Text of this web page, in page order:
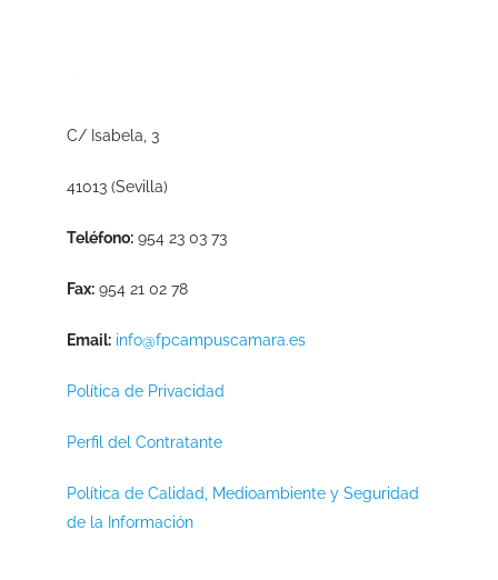
C/ Isabela, 3
41013 (Sevilla)
Teléfono:954 23 03 73
Fax:954 21 02 78
Email: info@fpcampuscamara.es
Política de Privacidad
Perfil del Contratante
Política de Calidad, Medioambiente y Seguridad
de la Información